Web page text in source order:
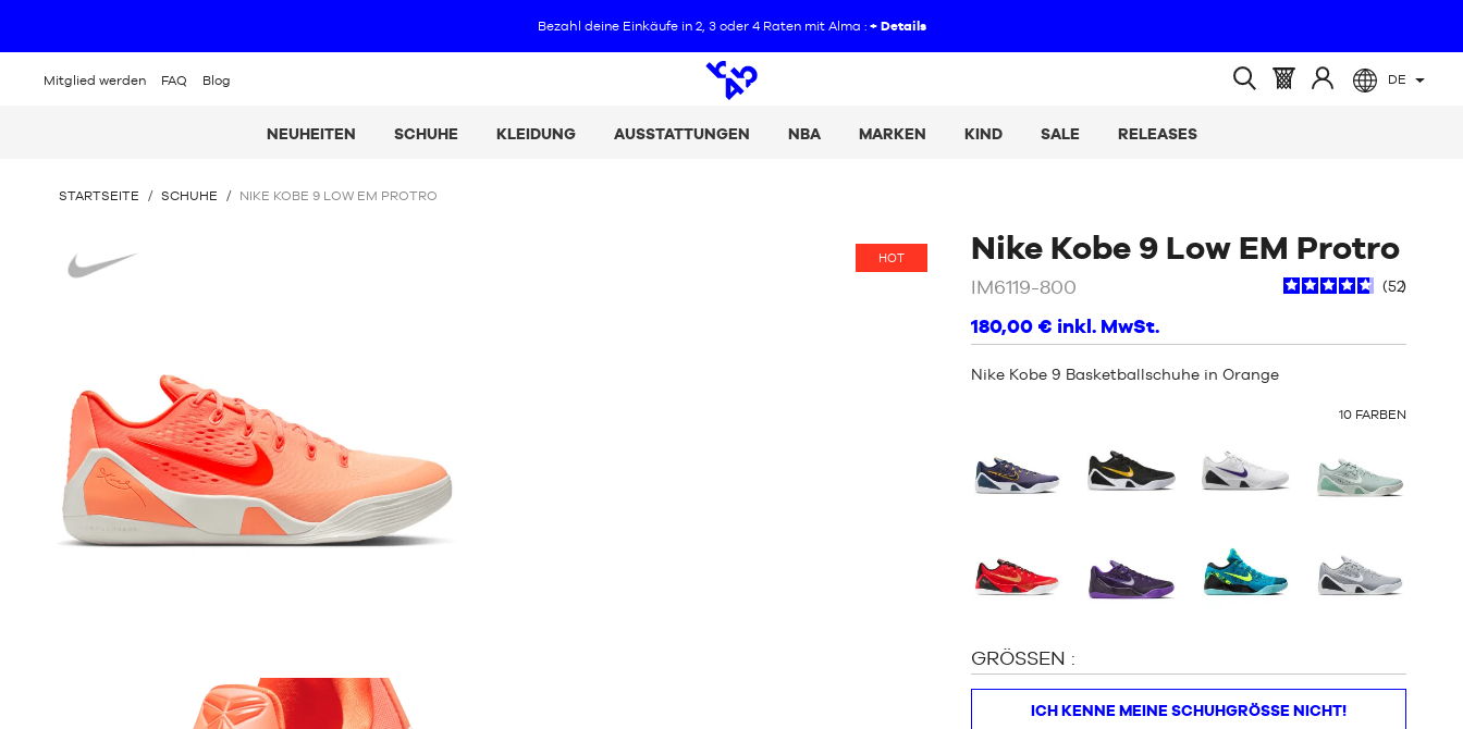
Bezahl deine Einkäufe in 2, 3 oder 4 Raten mit Alma : + Details
Mitglied werden FAQ Blog DE
NEUHEITEN SCHUHE KLEIDUNG AUSSTATTUNGEN NBA MARKEN KIND SALE RELEASES
SIE
HIER:
STARTSEITE / SCHUHE / NIKE KOBE 9 LOW EM PROTRO
Nike Kobe 9 Low EM Protro/
IM6119-800 52
180,00 € inkl. MwSt.
Nike Kobe 9 Basketballschuhe in Orange
OTHER
10 FARBEN
GRÖSSEN :
ICH KENNE MEINE SCHUHGRÖSSE NICHT!
HOT